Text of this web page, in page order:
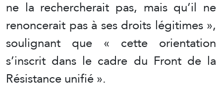
ne la rechercherait pas, mais qu’il ne
renoncerait pas à ses droits légitimes »,
soulignant que « cette orientation
s’inscrit dans le cadre du Front de la
Résistance unifié ».